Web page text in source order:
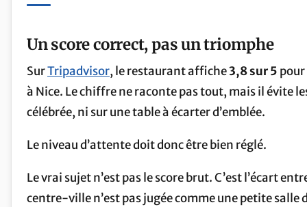
Un score correct, pas un triomphe
SurTripadvisor, le restaurant affiche3,8 sur 5 pour
à Nice. Le chiffre ne raconte pas tout, mais il évite
célébrée, ni sur une table à écarter d’emblée.
Le niveau d’attente doit donc être bien réglé.
Le vrai sujet n’est pas le score brut. C’est l’écart
centre-ville n’est pas jugée comme une petite salle